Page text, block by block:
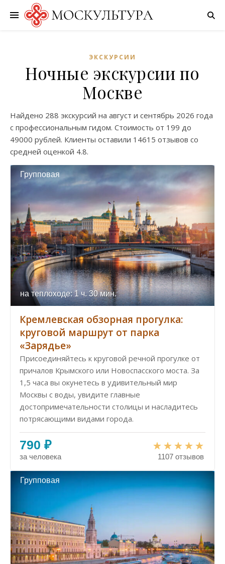
ЭКСКУРСИИ
Ночные экскурсии по
Москве
Найдено 288 экскурсий на август и сентябрь 2026 года
с профессиональным гидом. Стоимость от 199 до
49000 рублей. Клиенты оставили 14615 отзывов со
средней оценкой 4.8.
Групповая
на теплоходе: 1 ч. 30 мин.
Кремлевская обзорная прогулка:
круговой маршрут от парка
«Зарядье»
Присоединяйтесь к круговой речной прогулке от
причалов Крымского или Новоспасского моста. За
1,5 часа вы окунетесь в удивительный мир
Москвы с воды, увидите главные
достопримечательности столицы и насладитесь
потрясающими видами города.
790 ₽
за человека 1107 отзывов
Групповая